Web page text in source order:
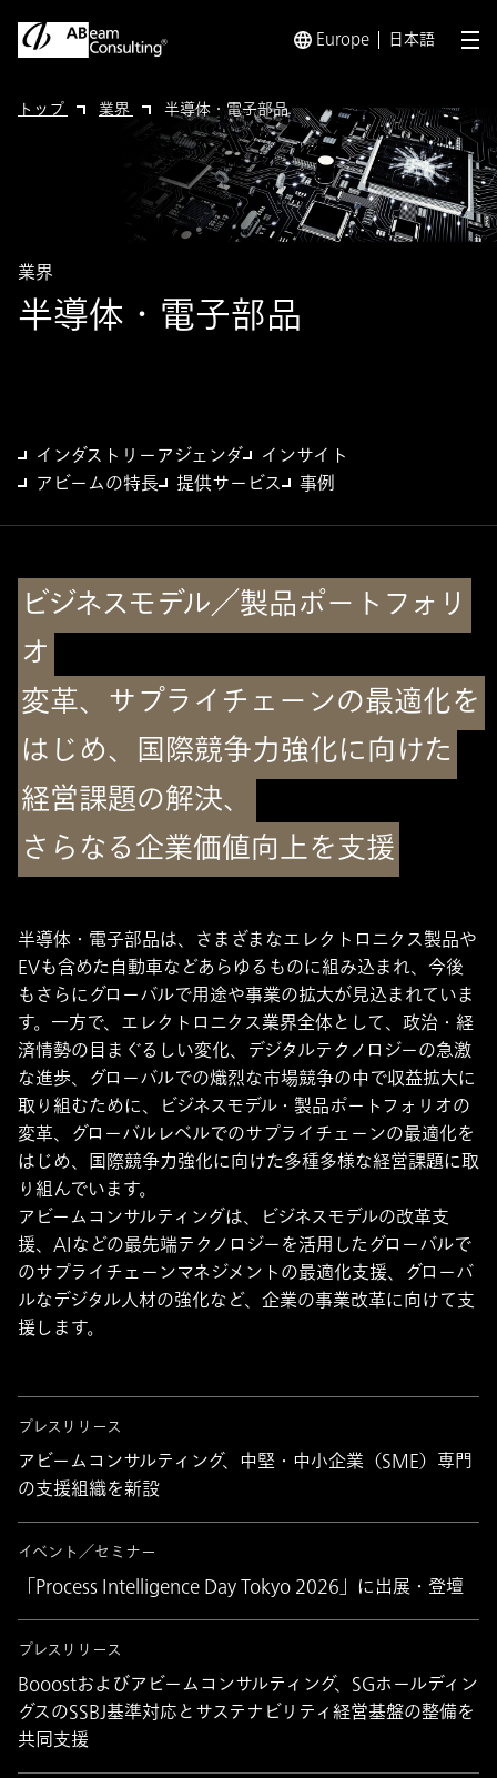
Europe 日本語 メ
トップ 業界 半導体・電子部品
半導体・電子部品
業界
インダストリーアジェンダ
インサイト
アビームの特長
提供サービス 事例
ビジネスモデル／製品ポートフォリ
オ
変革、サプライチェーンの最適化を
はじめ、国際競争力強化に向けた
経営課題の解決、
さらなる企業価値向上を支援
半導体・電子部品は、さまざまなエレクトロニクス製品や
EVも含めた自動車などあらゆるものに組み込まれ、今後
もさらにグローバルで用途や事業の拡大が見込まれていま
す。一方で、エレクトロニクス業界全体として、政治・経
済情勢の目まぐるしい変化、デジタルテクノロジーの急激
な進歩、グローバルでの熾烈な市場競争の中で収益拡大に
取り組むために、ビジネスモデル・製品ポートフォリオの
変革、グローバルレベルでのサプライチェーンの最適化を
はじめ、国際競争力強化に向けた多種多様な経営課題に取
り組んでいます。
アビームコンサルティングは、ビジネスモデルの改革支
援、AIなどの最先端テクノロジーを活用したグローバルで
のサプライチェーンマネジメントの最適化支援、グローバ
ルなデジタル人材の強化など、企業の事業改革に向けて支
援します。
プレスリリース
アビームコンサルティング、中堅・中小企業（SME）専門
の支援組織を新設
イベント／セミナー
「Process Intelligence Day Tokyo 2026」に出展・登壇
プレスリリース
Booostおよびアビームコンサルティング、SGホールディン
グスのSSBJ基準対応とサステナビリティ経営基盤の整備を
共同支援